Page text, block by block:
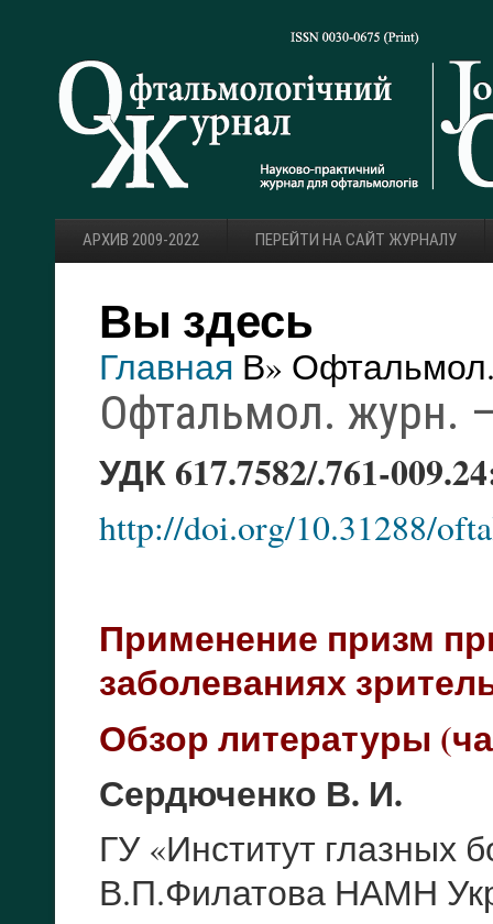
АРХИВ 2009-2022 ПЕРЕЙТИ НА САЙТ ЖУРНАЛУ
Вы здесь
Главная В»
Офтальмол. журн.
УДК 617.7582/.761-
http://doi.org/10.31288/
Применение призм
заболеваниях
Обзор литературы
Сердюченко В. И.
ГУ «Институт глазных
В.П.Филатова НАМН